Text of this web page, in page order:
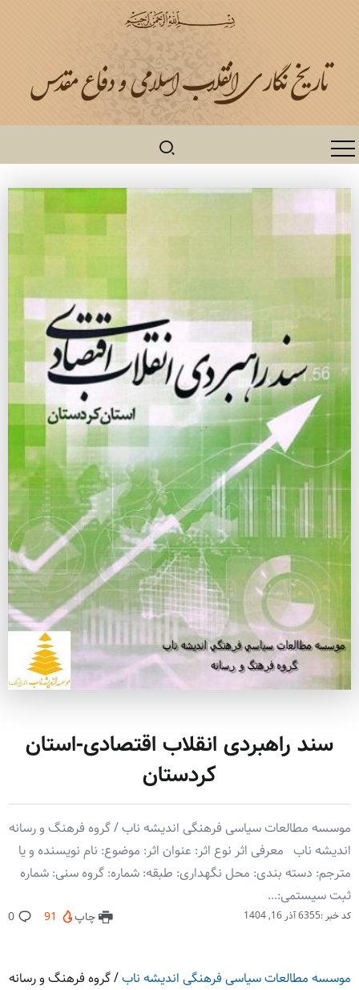
سند راهبردی انقلاب اقتصادی-استان
کردستان
موسسه مطالعات سیاسی فرهنگی اندیشه ناب / گروه فرهنگ و رسانه
اندیشه ناب معرفی اثر نوع اثر: عنوان اثر: موضوع: نام نویسنده و یا
مترجم: دسته بندی: محل نگهداری: طبقه: شماره: گروه سنی: شماره
ثبت سیستمی:...
کد خبر :6355 آذر 16, 1404 چاپ 91
0
موسسه مطالعات سیاسی فرهنگی اندیشه ناب/گروه فرهنگ و رسانه